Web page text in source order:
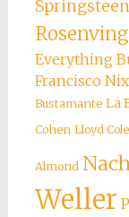
Springsteen
Everything
Francisco
Bustamante La
Cohen Lloyd Cole
Almond
Weller